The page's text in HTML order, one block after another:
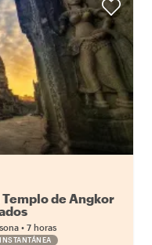
de Angkor
• 7 horas